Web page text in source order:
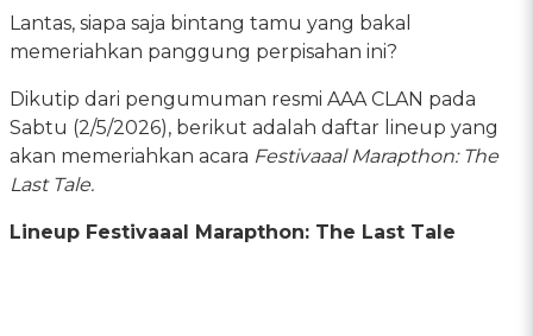
Lantas, siapa saja bintang tamu yang bakal
memeriahkan panggung perpisahan ini?
Dikutip dari pengumuman resmi AAA CLAN pada
Sabtu (2/5/2026), berikut adalah daftar lineup yang
akan memeriahkan acara Festivaaal Marapthon: The
Last Tale.
Lineup Festivaaal Marapthon: The Last Tale